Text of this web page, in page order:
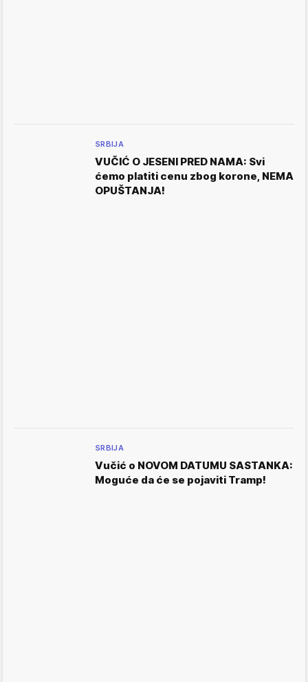
SRBIJA
VUČIĆ O JESENI PRED NAMA: Svi
ćemo platiti cenu zbog korone, NEMA
OPUŠTANJA!
SRBIJA
Vučić o NOVOM DATUMU SASTANKA:
Moguće da će se pojaviti Tramp!